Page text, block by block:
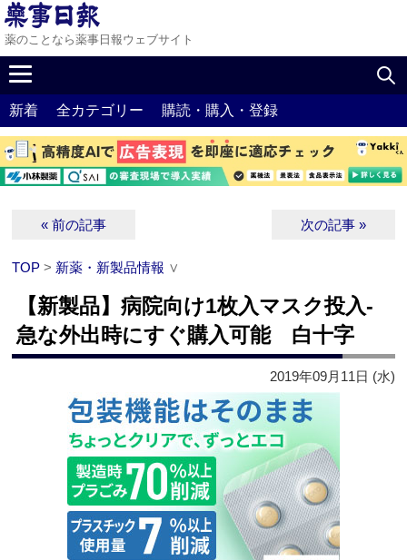
薬のことなら薬事日報ウェブサイト
新着 全カテゴリー 購読・購入・登録
« 前の記事 次の記事 »
TOP > 新薬・新製品情報 ∨
【新製品】病院向け1枚入マスク投入‐
急な外出時にすぐ購入可能 白十字
2019年09月11日 (水)